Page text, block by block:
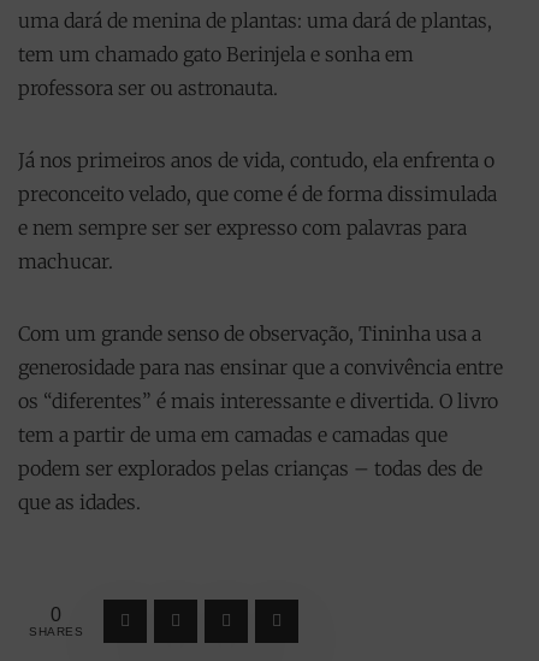
uma dará de menina de plantas: uma dará de plantas,
tem um chamado gato Berinjela e sonha em
professora ser ou astronauta.
Já nos primeiros anos de vida, contudo, ela enfrenta o
preconceito velado, que come é de forma dissimulada
e nem sempre ser ser expresso com palavras para
machucar.
Com um grande senso de observação, Tininha usa a
generosidade para nas ensinar que a convivência entre
os “diferentes” é mais interessante e divertida. O livro
tem a partir de uma em camadas e camadas que
podem ser explorados pelas crianças – todas des de
que as idades.
0
SHARES